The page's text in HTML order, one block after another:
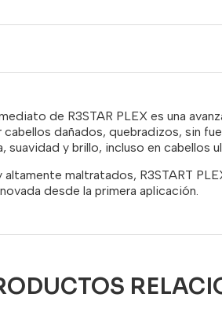
de R3STAR PLEX es una
dañados, quebradizos, sin
suavidad y brillo, incluso en cabellos
maltratados, R3START
desde la primera aplicación.